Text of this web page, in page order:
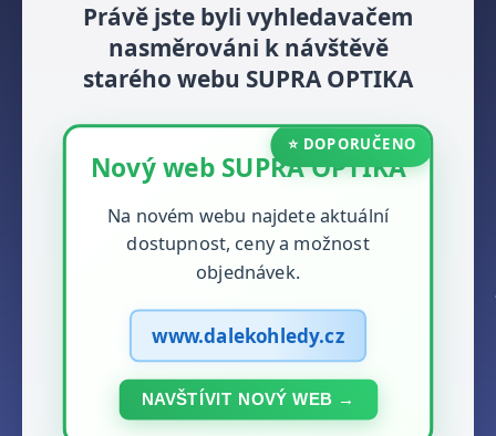
Právě jste byli vyhledavačem
nasměrováni k návštěvě
starého webu SUPRA OPTIKA
⭐ DOPORUČENO
Nový web SUPRA OPTIKA
Na novém webu najdete aktuální
dostupnost, ceny a možnost
objednávek.
www.dalekohledy.cz
NAVŠTÍVIT NOVÝ WEB →